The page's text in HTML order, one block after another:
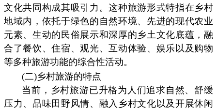
文化共同构成其吸引力。这种旅游形式特指在乡村
地域内，依托于绿色的自然环境、先进的现代农业
元素、生动的民俗展示和深厚的乡土文化底蕴，融
合了餐饮、住宿、观光、互动体验、娱乐以及购物
等多种旅游功能的综合性活动。
(二)乡村旅游的特点
当前，乡村旅游已升格为人们追求自然、舒缓
压力、品味田野风情、融入乡村文化以及开展休闲